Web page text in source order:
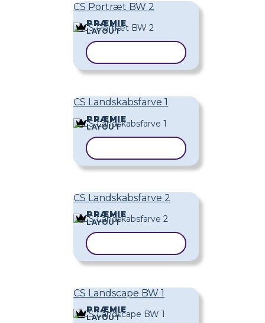
CS Portræt BW 2
PRÆMIE
LAYOUT
CS Landskabsfarve 1
PRÆMIE
LAYOUT
CS Landskabsfarve 2
PRÆMIE
LAYOUT
CS Landscape BW 1
PRÆMIE
LAYOUT